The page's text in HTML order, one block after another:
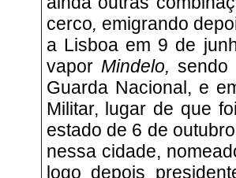
cerco, emigrando
a Lisboa em 9 de
vapor Mindelo, sendo
Guarda Nacional, e
Militar, lugar de que
estado de 6 de
nessa cidade,
logo depois